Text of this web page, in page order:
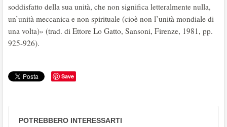
soddisfatto della sua unità, che non significa letteralmente nulla,
un’unità meccanica e non spirituale (cioè non l’unità mondiale di
una volta)» (trad. di Ettore Lo Gatto, Sansoni, Firenze, 1981, pp.
925-926).
Save
POTREBBERO INTERESSARTI